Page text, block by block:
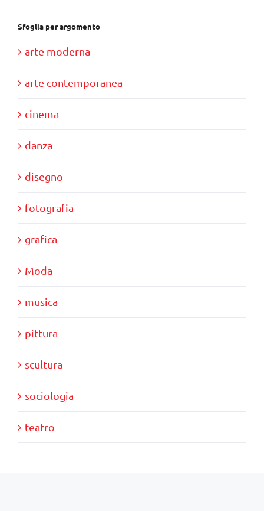
Sfoglia per argomento
arte moderna
arte contemporanea
cinema
danza
disegno
fotografia
grafica
Moda
musica
pittura
scultura
sociologia
teatro